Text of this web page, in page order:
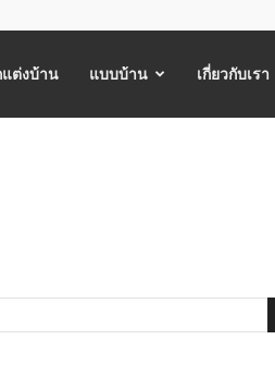
ต่งบ้าน แบบบ้าน เกี่ยวกับเรา